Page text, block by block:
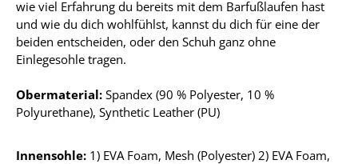
wie viel Erfahrung du bereits mit dem Barfußlaufen hast
und wie du dich wohlfühlst, kannst du dich für eine der
beiden entscheiden, oder den Schuh ganz ohne
Einlegesohle tragen.
Obermaterial: Spandex (90 % Polyester, 10 %
Polyurethane), Synthetic Leather (PU)
Innensohle: 1) EVA Foam, Mesh (Polyester) 2) EVA Foam,